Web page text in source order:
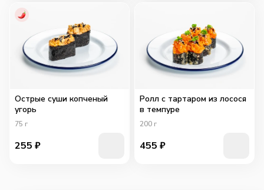
Острые суши копченый
угорь
75 г
255 ₽
Ролл с тартаром из лосося
в темпуре
200 г
455 ₽